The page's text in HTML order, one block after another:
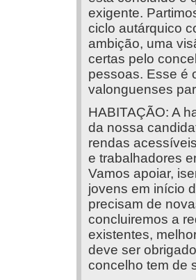
exigente.
ciclo autárquico
ambição, uma
certas pelo
pessoas. Esse é
valonguenses
HABITAÇÃO: A
da nossa
rendas
e trabalhadores
Vamos apoiar,
jovens em início
precisam de
concluiremos a
existentes,
deve ser
concelho tem de